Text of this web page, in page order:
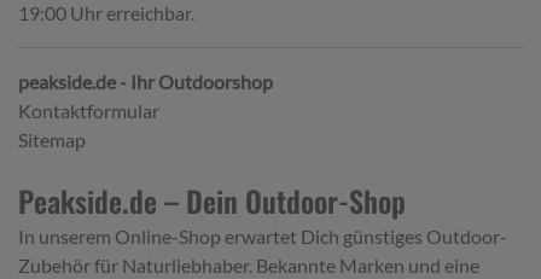
19:00 Uhr erreichbar.
peakside.de - Ihr Outdoorshop
Kontaktformular
Sitemap
Peakside.de – Dein Outdoor-Shop
In unserem Online-Shop erwartet Dich günstiges Outdoor-
Zubehör für Naturliebhaber. Bekannte Marken und eine